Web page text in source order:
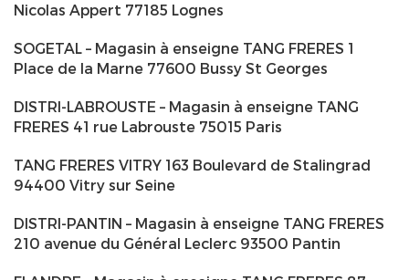
Nicolas Appert 77185 Lognes
SOGETAL – Magasin à enseigne TANG FRERES 1
Place de la Marne 77600 Bussy St Georges
DISTRI-LABROUSTE – Magasin à enseigne TANG
FRERES 41 rue Labrouste 75015 Paris
TANG FRERES VITRY 163 Boulevard de Stalingrad
94400 Vitry sur Seine
DISTRI-PANTIN – Magasin à enseigne TANG FRERES
210 avenue du Général Leclerc 93500 Pantin